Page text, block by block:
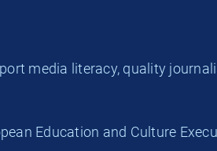
media literacy, quality
Education and Culture